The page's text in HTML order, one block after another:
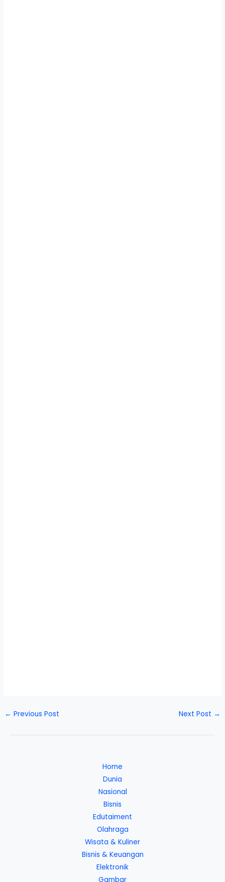
← Previous Post Next Post →
Home
Dunia
Nasional
Bisnis
Edutaiment
Olahraga
Wisata & Kuliner
Bisnis & Keuangan
Elektronik
Gambar